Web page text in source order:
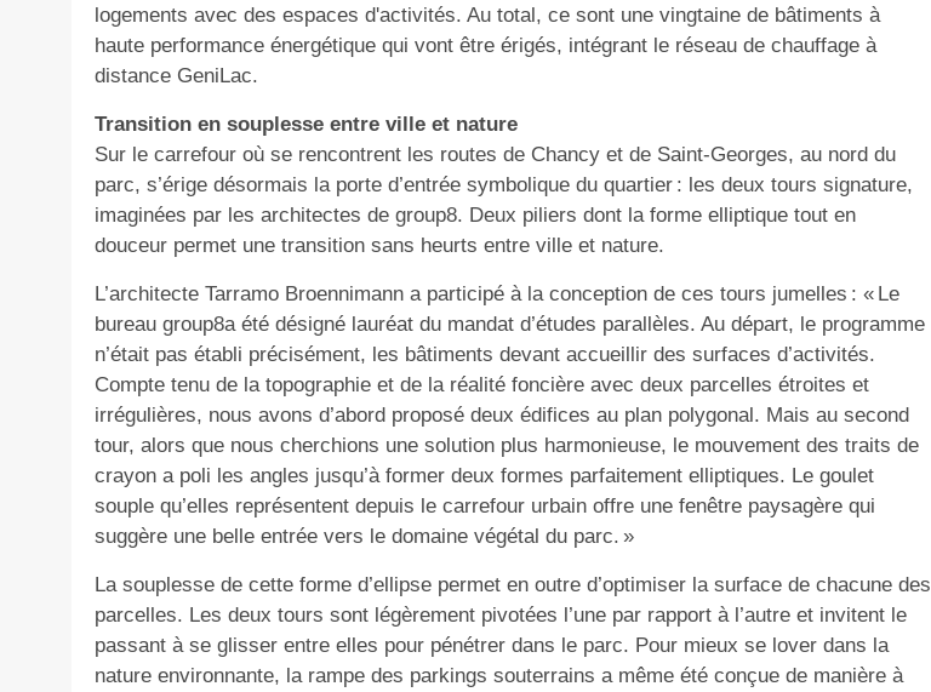
logements avec des espaces d'activités. Au total, ce sont une vingtaine de bâtiments à
haute performance énergétique qui vont être érigés, intégrant le réseau de chauffage à
distance GeniLac.
Transition en souplesse entre ville et nature
Sur le carrefour où se rencontrent les routes de Chancy et de Saint-Georges, au nord du
parc, s’érige désormais la porte d’entrée symbolique du quartier : les deux tours signature,
imaginées par les architectes de group8. Deux piliers dont la forme elliptique tout en
douceur permet une transition sans heurts entre ville et nature.
L’architecte Tarramo Broennimann a participé à la conception de ces tours jumelles : « Le
bureau group8a été désigné lauréat du mandat d’études parallèles. Au départ, le programme
n’était pas établi précisément, les bâtiments devant accueillir des surfaces d’activités.
Compte tenu de la topographie et de la réalité foncière avec deux parcelles étroites et
irrégulières, nous avons d’abord proposé deux édifices au plan polygonal. Mais au second
tour, alors que nous cherchions une solution plus harmonieuse, le mouvement des traits de
crayon a poli les angles jusqu’à former deux formes parfaitement elliptiques. Le goulet
souple qu’elles représentent depuis le carrefour urbain offre une fenêtre paysagère qui
suggère une belle entrée vers le domaine végétal du parc. »
La souplesse de cette forme d’ellipse permet en outre d’optimiser la surface de chacune des
parcelles. Les deux tours sont légèrement pivotées l’une par rapport à l’autre et invitent le
passant à se glisser entre elles pour pénétrer dans le parc. Pour mieux se lover dans la
nature environnante, la rampe des parkings souterrains a même été conçue de manière à